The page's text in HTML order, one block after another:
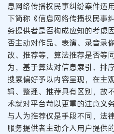
息网络传播权民事纠纷案件适
下简称《信息网络传播权民事
务提供者是否构成应知的考虑
否主动对作品、表演、录音录
改、推荐等，算法推荐是否等
为，基于算法对信息索引、排
搜索偏好予以内容呈现，在主
辑、整理、推荐具有区别，故
术就对平台苛以更重的注意义
与人为推荐仅是手段不同，法
服务提供者主动介入用户提供